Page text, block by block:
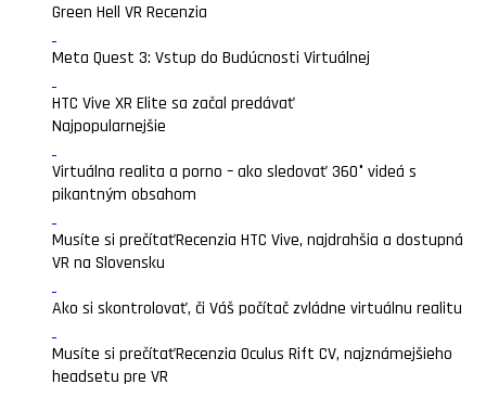
Green Hell VR Recenzia
Meta Quest 3: Vstup do Budúcnosti Virtuálnej
HTC Vive XR Elite sa začal predávať
Najpopularnejšie
Virtuálna realita a porno – ako sledovať 360° videá s
pikantným obsahom
Musíte si prečítaťRecenzia HTC Vive, najdrahšia a dostupná
VR na Slovensku
Ako si skontrolovať, či Váš počítač zvládne virtuálnu realitu
Musíte si prečítaťRecenzia Oculus Rift CV, najznámejšieho
headsetu pre VR